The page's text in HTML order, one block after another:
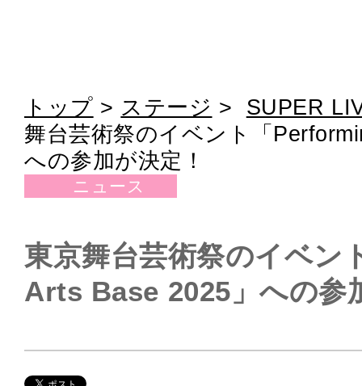
トップ > ステージ > SUPER
舞台芸術祭のイベント「
への参加が決定！
ニュース
東京舞台芸術祭のイベ
Arts Base 2025」への参